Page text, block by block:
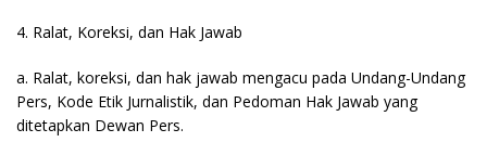
4. Ralat, Koreksi, dan Hak Jawab
a. Ralat, koreksi, dan hak jawab mengacu pada Undang-Undang
Pers, Kode Etik Jurnalistik, dan Pedoman Hak Jawab yang
ditetapkan Dewan Pers.